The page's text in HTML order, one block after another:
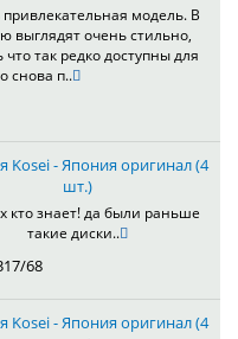
модель. В
выглядят очень стильно,
так редко доступны для
снова п..
Kosei - Япония оригинал (4
шт.)
кто знает! да были раньше
такие диски..
68
Kosei - Япония оригинал (4